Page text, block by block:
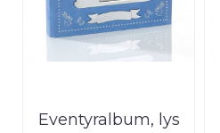
Eventyralbum, lys